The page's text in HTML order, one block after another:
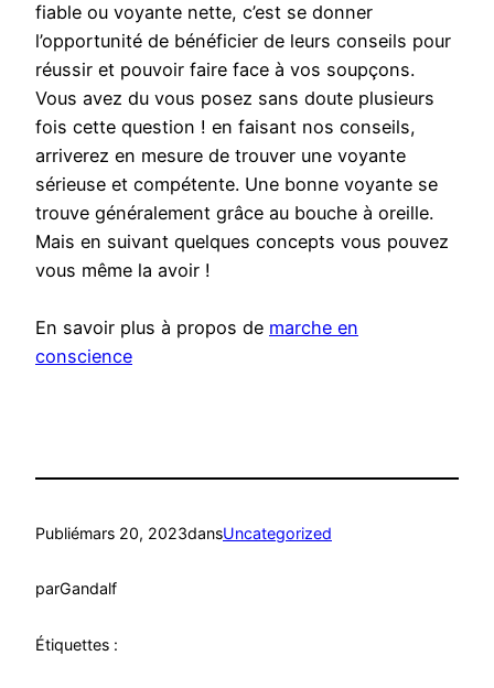
fiable ou voyante nette, c’est se donner
l’opportunité de bénéficier de leurs conseils pour
réussir et pouvoir faire face à vos soupçons.
Vous avez du vous posez sans doute plusieurs
fois cette question ! en faisant nos conseils,
arriverez en mesure de trouver une voyante
sérieuse et compétente. Une bonne voyante se
trouve généralement grâce au bouche à oreille.
Mais en suivant quelques concepts vous pouvez
vous même la avoir !
En savoir plus à propos de marche en
conscience
Publiémars 20, 2023dansUncategorized
parGandalf
Étiquettes :